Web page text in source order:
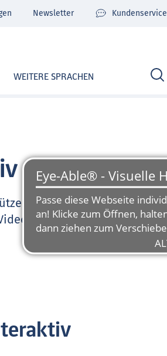
WEITERE SPRACHEN
Newsletter Kundenservice
Sie sehr gerne und
Tutorials und FAQ zu